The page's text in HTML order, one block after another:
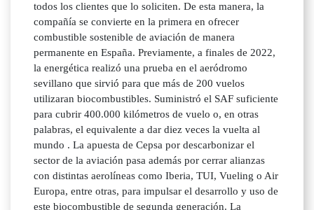
todos los clientes que lo soliciten. De esta manera, la
compañía se convierte en la primera en ofrecer
combustible sostenible de aviación de manera
permanente en España. Previamente, a finales de 2022,
la energética realizó una prueba en el aeródromo
sevillano que sirvió para que más de 200 vuelos
utilizaran biocombustibles. Suministró el SAF suficiente
para cubrir 400.000 kilómetros de vuelo o, en otras
palabras, el equivalente a dar diez veces la vuelta al
mundo . La apuesta de Cepsa por descarbonizar el
sector de la aviación pasa además por cerrar alianzas
con distintas aerolíneas como Iberia, TUI, Vueling o Air
Europa, entre otras, para impulsar el desarrollo y uso de
este biocombustible de segunda generación. La